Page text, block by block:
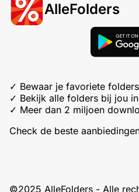
AlleFolders
✓ Bewaar je favoriete folders
✓ Bekijk alle folders bij jou
✓ Meer dan 2 miljoen
Check de beste
©2025 AlleFolders - Alle